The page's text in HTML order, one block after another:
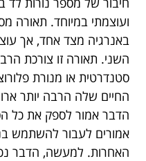
ועוצמתי במיוחד. תאורה
באנרגיה מצד אחד, אך
השני. תאורה זו צורכת
סטנדרטית או מנורת
החיים שלה הרבה יותר
הדבר אמור לספק את כל
אמורים לעבור להשתמש
האחרות. למעשה, הדבר